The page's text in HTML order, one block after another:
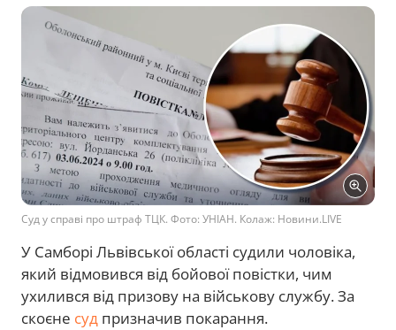
Суд у справі про штраф ТЦК. Фото: УНІАН. Колаж: Новини.LIVE
У Самборі Львівської області судили чоловіка,
який відмовився від бойової повістки, чим
ухилився від призову на військову службу. За
скоєне суд призначив покарання.